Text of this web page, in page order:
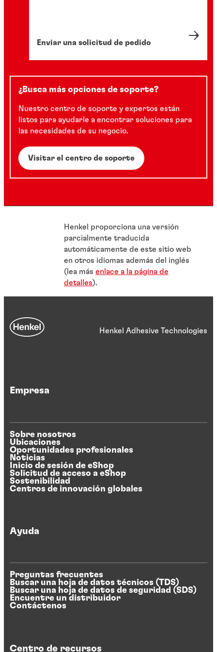
Enviar una solicitud de pedido
¿Busca más opciones de soporte?
Nuestro centro de soporte y expertos están
listos para ayudarle a encontrar soluciones para
las necesidades de su negocio.
Visitar el centro de soporte
Henkel proporciona una versión
parcialmente traducida
automáticamente de este sitio web
en otros idiomas además del inglés
(lea más enlace a la página de
detalles).
Henkel Adhesive Technologies
Empresa
Sobre nosotros
Ubicaciones
Oportunidades profesionales
Noticias
Inicio de sesión de eShop
Solicitud de acceso a eShop
Sostenibilidad
Centros de innovación globales
Ayuda
Preguntas frecuentes
Buscar una hoja de datos técnicos (TDS)
Buscar una hoja de datos de seguridad (SDS)
Encuentre un distribuidor
Contáctenos
Centro de recursos